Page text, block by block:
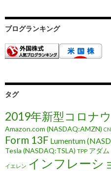
ブログランキング
タグ
2019年新型コロナ
Amazon.com (NASDAQ:AMZN)
Form 13F Lumentum
Tesla (NASDAQ:TSLA) TPP アダ
イエレン インフレーシ